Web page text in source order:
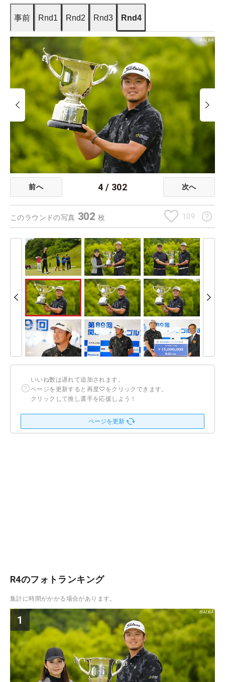
事前 Rnd1 Rnd2 Rnd3 Rnd4
前へ 4 / 302 次へ
このラウンドの写真 302 枚 109
いいね数は遅れて追加されます。
ページを更新すると再度♡をクリックできます。
クリックして推し選手を応援しよう！
ページを更新
R4のフォトランキング
集計に時間がかかる場合があります。
1